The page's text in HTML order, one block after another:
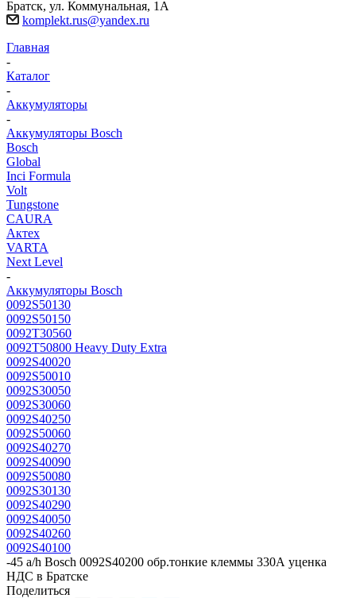
Братск, ул. Коммунальная, 1А
komplekt.rus@yandex.ru
Главная
-
Каталог
-
Аккумуляторы
-
Аккумуляторы Bosch
Bosch
Global
Inci Formula
Volt
Tungstone
CAURA
Актех
VARTA
Next Level
-
Аккумуляторы Bosch
0092S50130
0092S50150
0092T30560
0092T50800 Heavy Duty Extra
0092S40020
0092S50010
0092S30050
0092S30060
0092S40250
0092S50060
0092S40270
0092S40090
0092S50080
0092S30130
0092S40290
0092S40050
0092S40260
0092S40100
-45 a/h Bosch 0092S40200 обр.тонкие клеммы 330А уценка
НДС в Братске
Поделиться